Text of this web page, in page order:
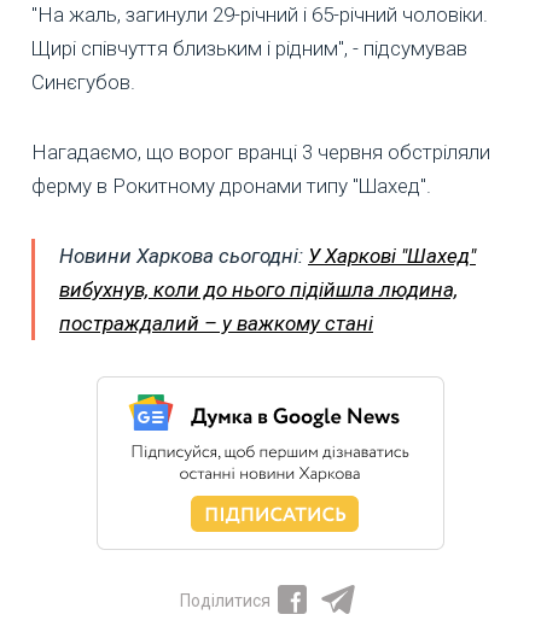
"На жаль, загинули 29-річний і 65-річний чоловіки.
Щирі співчуття близьким і рідним", - підсумував
Синєгубов.
Нагадаємо, що ворог вранці 3 червня обстріляли
ферму в Рокитному дронами типу "Шахед".
Новини Харкова сьогодні: У Харкові "Шахед"
вибухнув, коли до нього підійшла людина,
постраждалий – у важкому стані
Поділитися